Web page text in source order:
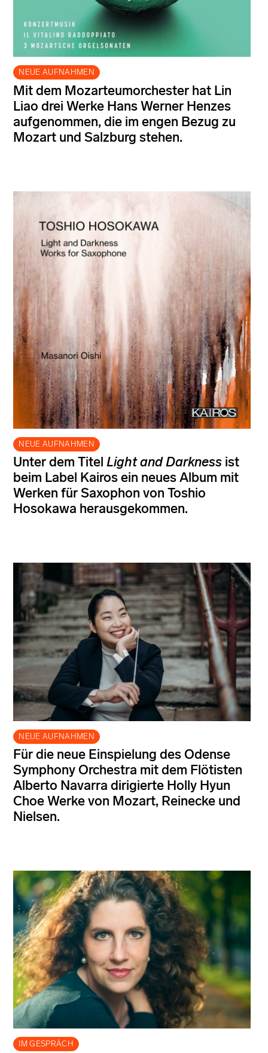
NEUE AUFNAHMEN
Mit dem Mozarteumorchester hat Lin
Liao drei Werke Hans Werner Henzes
aufgenommen, die im engen Bezug zu
Mozart und Salzburg stehen.
NEUE AUFNAHMEN
Unter dem Titel Light and Darkness ist
beim Label Kairos ein neues Album mit
Werken für Saxophon von Toshio
Hosokawa herausgekommen.
NEUE AUFNAHMEN
Für die neue Einspielung des Odense
Symphony Orchestra mit dem Flötisten
Alberto Navarra dirigierte Holly Hyun
Choe Werke von Mozart, Reinecke und
Nielsen.
IM GESPRÄCH